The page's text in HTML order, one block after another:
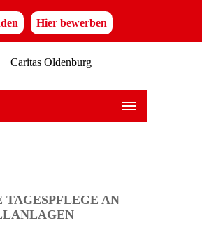
Hier bewerben
TAGESPFLEGE AN